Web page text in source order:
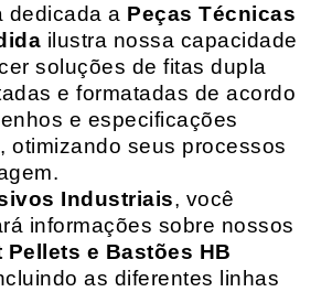
dedicada a Peças Técnicas
ilustra nossa capacidade
soluções de fitas dupla
e formatadas de acordo
e especificações
otimizando seus processos
Industriais, você
informações sobre nossos
Pellets e Bastões HB
as diferentes linhas